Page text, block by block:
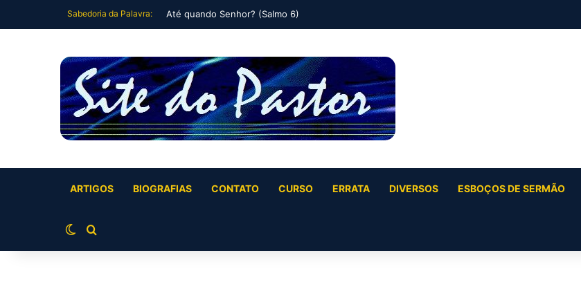
Sabedoria da Palavra: Até quando Senhor? (Salmo 6)
ARTIGOS BIOGRAFIAS CONTATO CURSO ERRATA DIVERSOS ESBOÇOS DE SERMÃO
Switch skin
Buscar por